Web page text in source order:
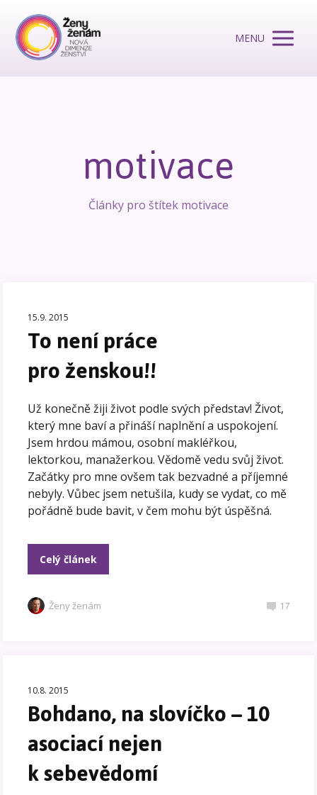
MENU
motivace
Články pro štítek motivace
15.9. 2015
To není práce
pro ženskou!!
Už konečně žiji život podle svých představ! Život,
který mne baví a přináší naplnění a uspokojení.
Jsem hrdou mámou, osobní makléřkou,
lektorkou, manažerkou. Vědomě vedu svůj život.
Začátky pro mne ovšem tak bezvadné a příjemné
nebyly. Vůbec jsem netušila, kudy se vydat, co mě
pořádně bude bavit, v čem mohu být úspěšná.
Celý článek
Ženy ženám 17
10.8. 2015
Bohdano, na slovíčko – 10
asociací nejen
k sebevědomí